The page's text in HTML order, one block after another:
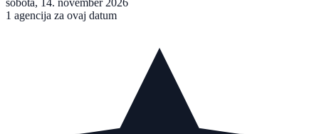
1 agencija za ovaj datum